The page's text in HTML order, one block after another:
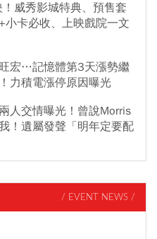
威秀影城特典、預售套
卡必收、上映戲院一文
宏…記憶體第3天漲勢繼
力積電漲停原因曝光
人交情曝光！曾說Morris
！遺屬發聲「明年定要配
/ EVENT NEWS /